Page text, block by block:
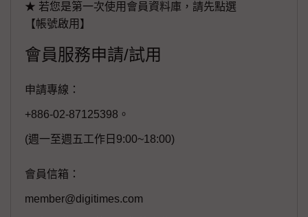
★ 若您是第一次使用會員資料庫，請先點選
【帳號啟用】
會員服務申請/試用
申請專線：
+886-02-87125398。
(週一至週五工作日9:00~18:00)
會員信箱：
member@digitimes.com